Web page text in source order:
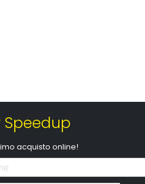
acquisto online!